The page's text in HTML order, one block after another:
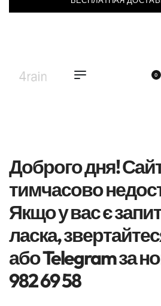
0
Доброго дня!
тимчасово
Якщо у вас є
ласка,
або Telegram за
982 69 58